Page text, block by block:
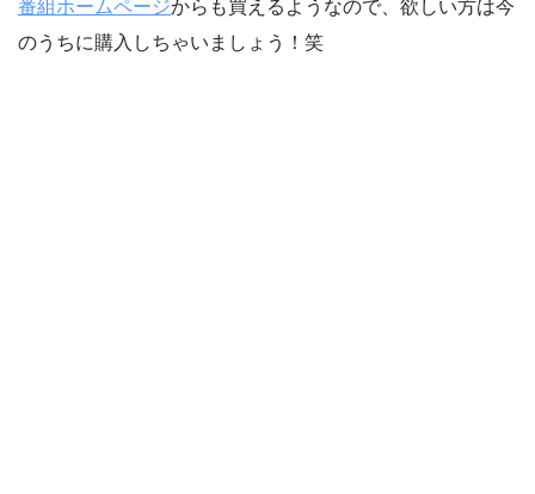
番組ホームページからも買えるようなので、欲しい方は今
のうちに購入しちゃいましょう！笑